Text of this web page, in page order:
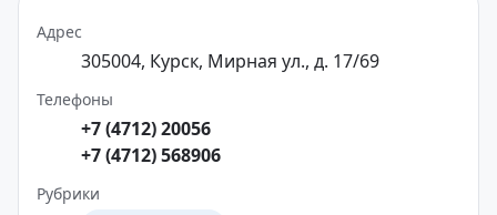
Адрес
305004, Курск, Мирная ул., д. 17/69
Телефоны
+7 (4712) 20056
+7 (4712) 568906
Рубрики